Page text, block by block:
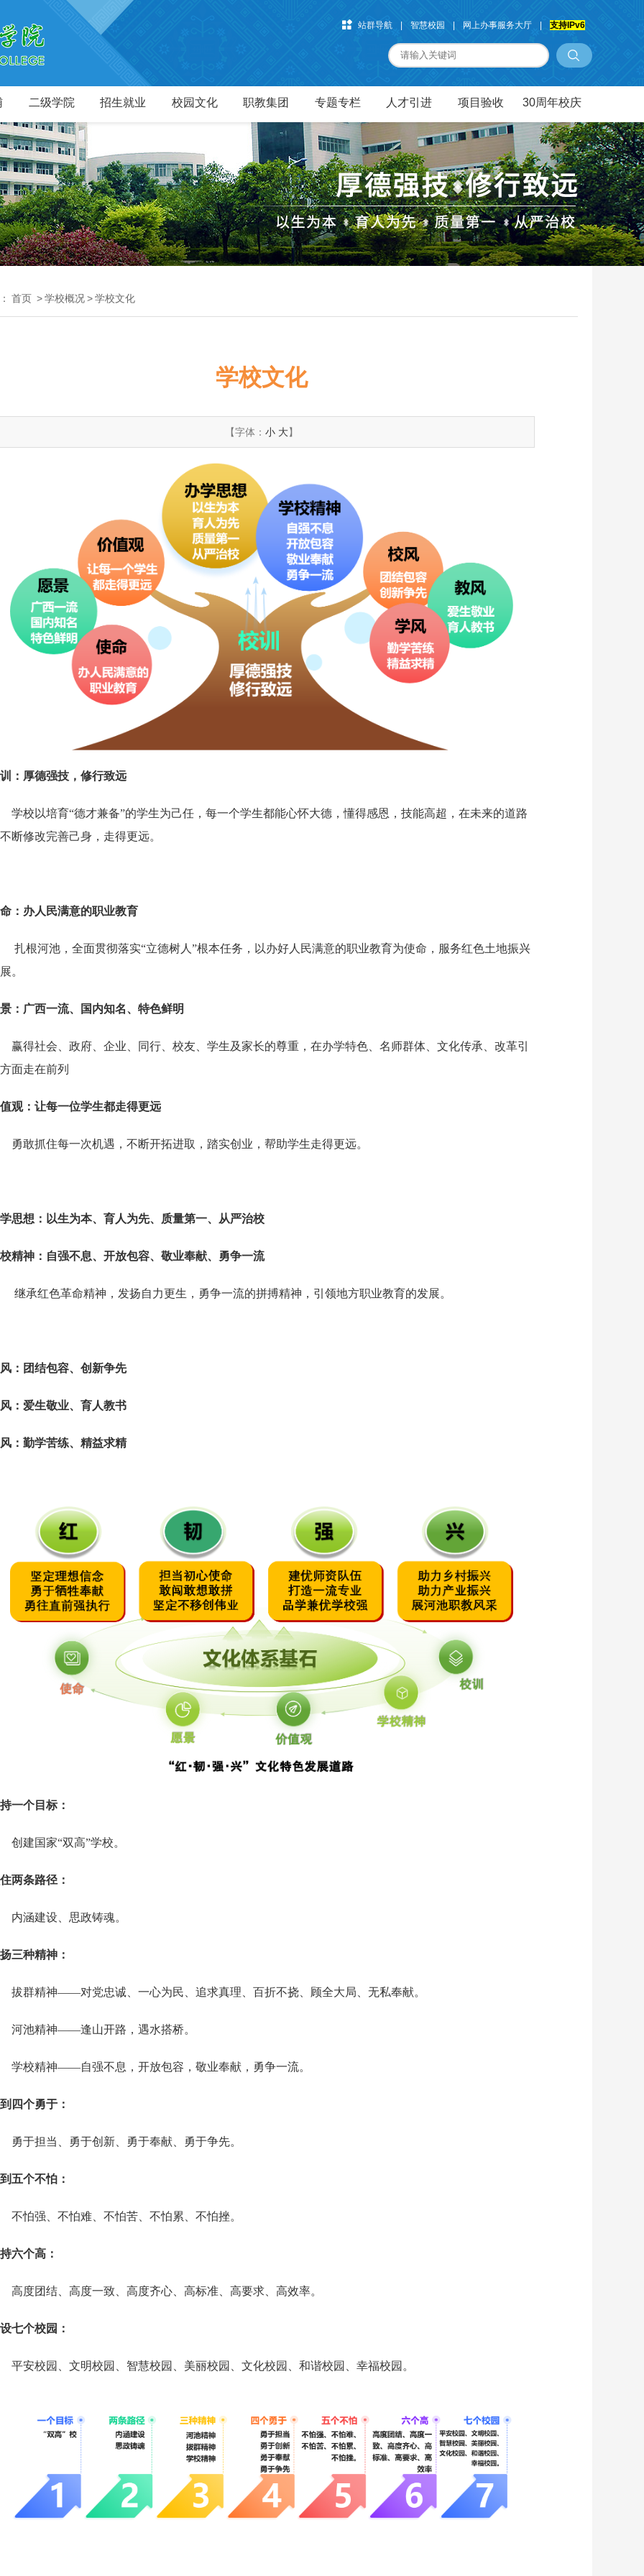
站群导航 智慧校园 网上办事服务大厅 支持IPv6
二级学院 招生就业 校园文化 职教集团 专题专栏 人才引进 项目验收 30周年校庆
首页 >学校概况>学校文化
学校文化
【字体： 小 大】
：厚德强技，修行致远
学校以培育“德才兼备”的学生为己任，每一个学生都能心怀大德，懂得感恩，技能高超，在未来的道路
断修改完善己身，走得更远。
：办人民满意的职业教育
扎根河池，全面贯彻落实“立德树人”根本任务，以办好人民满意的职业教育为使命，服务红色土地振兴
。
：广西一流、国内知名、特色鲜明
赢得社会、政府、企业、同行、校友、学生及家长的尊重，在办学特色、名师群体、文化传承、改革引
面走在前列
观：让每一位学生都走得更远
勇敢抓住每一次机遇，不断开拓进取，踏实创业，帮助学生走得更远。
思想：以生为本、育人为先、质量第一、从严治校
精神：自强不息、开放包容、敬业奉献、勇争一流
继承红色革命精神，发扬自力更生，勇争一流的拼搏精神，引领地方职业教育的发展。
：团结包容、创新争先
：爱生敬业、育人教书
：勤学苦练、精益求精
一个目标：
创建国家“双高”学校。
两条路径：
内涵建设、思政铸魂。
三种精神：
拔群精神——对党忠诚、一心为民、追求真理、百折不挠、顾全大局、无私奉献。
河池精神——逢山开路，遇水搭桥。
学校精神——自强不息，开放包容，敬业奉献，勇争一流。
四个勇于：
勇于担当、勇于创新、勇于奉献、勇于争先。
五个不怕：
不怕强、不怕难、不怕苦、不怕累、不怕挫。
六个高：
高度团结、高度一致、高度齐心、高标准、高要求、高效率。
七个校园：
平安校园、文明校园、智慧校园、美丽校园、文化校园、和谐校园、幸福校园。